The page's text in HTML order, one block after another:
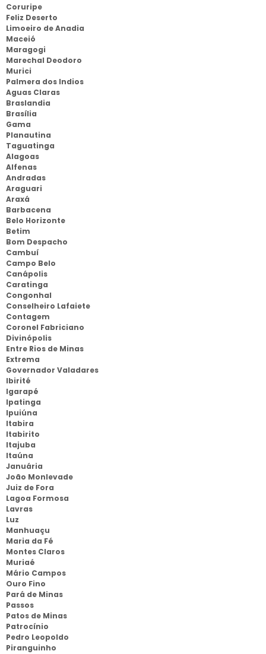
Coruripe
Feliz Deserto
Limoeiro de Anadia
Maceió
Maragogi
Marechal Deodoro
Murici
Palmera dos Indios
Aguas Claras
Braslandia
Brasília
Gama
Planautina
Taguatinga
Alagoas
Alfenas
Andradas
Araguari
Araxá
Barbacena
Belo Horizonte
Betim
Bom Despacho
Cambuí
Campo Belo
Canápolis
Caratinga
Congonhal
Conselheiro Lafaiete
Contagem
Coronel Fabriciano
Divinópolis
Entre Rios de Minas
Extrema
Governador Valadares
Ibirité
Igarapé
Ipatinga
Ipuiúna
Itabira
Itabirito
Itajuba
Itaúna
Januária
João Monlevade
Juiz de Fora
Lagoa Formosa
Lavras
Luz
Manhuaçu
Maria da Fé
Montes Claros
Muriaé
Mário Campos
Ouro Fino
Pará de Minas
Passos
Patos de Minas
Patrocínio
Pedro Leopoldo
Piranguinho